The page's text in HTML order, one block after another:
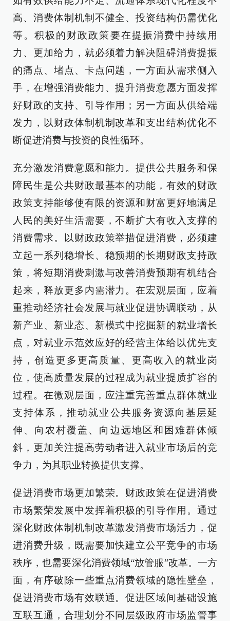
高、消费体制机制不健全、投资结构仍需优化
等。积极的财政政策要在提振消费中持续用
力、更加给力，就必须着力解决阻碍消费提振
的痛点、堵点、卡点问题，一方面从需求侧入
手，在增强消费能力、提升消费意愿方面发挥
好财政的支持、引导作用；另一方面从供给端
发力，以财政体制机制改革和支出结构优化不
断促进消费与投资的良性循环。
充分激发消费意愿和能力。提供公共服务和保
障民生是公共财政最基本的功能，有效的财政
政策支持能够使有限的资源和财富更好地满足
人民的美好生活需要，不断扩大有收入支撑的
消费需求。以财政政策举措促进消费，必须建
立起一系列稳增长、稳预期的长期财政支持政
策，将短期消费刺激与改善消费预期有机结合
起来，释放更多内需潜力。在宏观层面，应着
重推动经济社会发展与就业促进协调联动，从
新产业、新业态、新模式中挖掘新的就业增长
点，对就业示范效应好的经营主体给以优先支
持，创造更多更高质量、更高收入的就业岗
位，使高质量发展的过程成为就业提质扩容的
过程。在微观层面，应注重完善重点群体就业
支持体系，推动就业公共服务资源向基层延
伸、向农村覆盖、向边远地区和困难群体倾
斜，更加关注提高劳动者进入就业市场后的竞
争力，为其职业转换提供支撑。
促进消费市场更加繁荣。财政政策在促进消费
市场繁荣发展中发挥着积极的引导作用。通过
深化财政体制机制改革激发消费市场活力，促
进消费升级，既需要加快建立公平竞争的市场
秩序，也需要深化消费领域“放管服”改革。一方
面，有序破除一些重点消费领域的隐性壁垒，
促进消费市场有效联通。促进区域间基础设施
互联互通，合理划分不同层级政府市场监管事